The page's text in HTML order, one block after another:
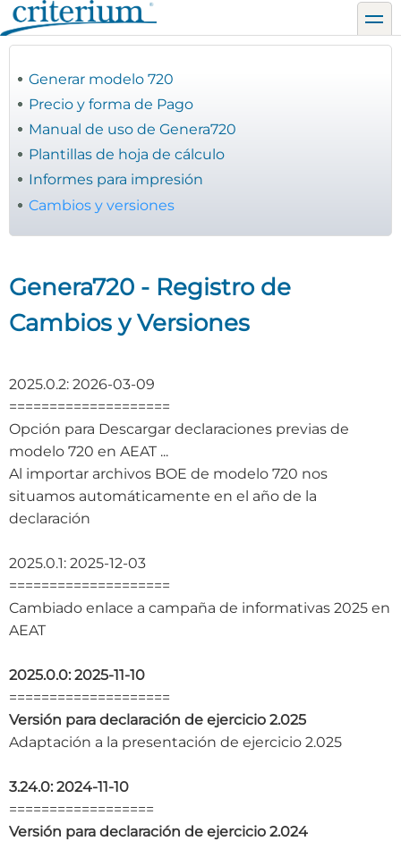
Pasar
al
principal
Generar modelo 720
Precio y forma de Pago
Manual de uso de Genera720
Plantillas de hoja de cálculo
Informes para impresión
Cambios y versiones
Genera720 - Registro de
Cambios y Versiones
2025.0.2: 2026-03-09
====================
Opción para Descargar declaraciones previas de
modelo 720 en AEAT ...
Al importar archivos BOE de modelo 720 nos
situamos automáticamente en el año de la
declaración
2025.0.1: 2025-12-03
====================
Cambiado enlace a campaña de informativas 2025 en
AEAT
2025.0.0: 2025-11-10
====================
Versión para declaración de ejercicio 2.025
Adaptación a la presentación de ejercicio 2.025
3.24.0: 2024-11-10
==================
Versión para declaración de ejercicio 2.024